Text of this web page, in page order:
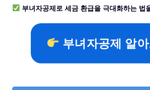
부녀자공제로 세금 환급을 극대화하는 법
부녀자공제 알